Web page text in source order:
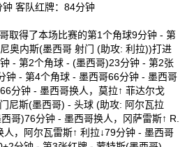
客队红牌：84分钟
取得了本场比赛的第1个角球9分钟 - 第
奥内斯(墨西哥 射门 (助攻: 利拉))打进
- 第2个角球 - (墨西哥)23分钟 - 第2张
钟 - 第4个角球 - 墨西哥66分钟 - 墨西哥
分钟 - 墨西哥换人，莫拉↑ 菲达尔戈
尼斯(墨西哥) - 头球 (助攻: 阿尔瓦拉
哥)76分钟 - 墨西哥换人，冈萨雷斯↑ R.
，阿尔瓦雷斯↑ 利拉↓79分钟 - 墨西哥